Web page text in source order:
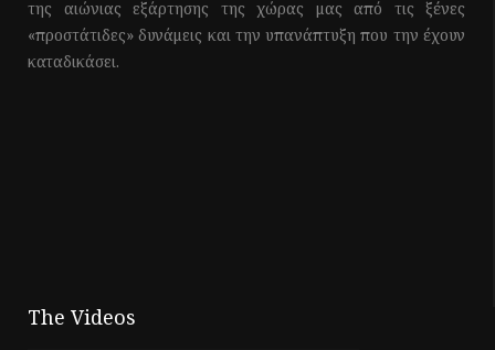
της αιώνιας εξάρτησης της χώρας μας από τις ξένες
«προστάτιδες» δυνάμεις και την υπανάπτυξη που την έχουν
καταδικάσει.
The Videos